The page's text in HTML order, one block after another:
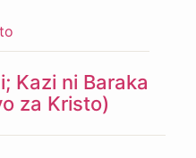
Kazi ni Baraka
za Kristo)